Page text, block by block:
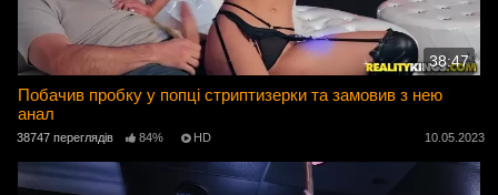
38:47
Побачив пробку у попці стриптизерки та замовив з нею
анал
38747 переглядів 84% HD 10.05.2023